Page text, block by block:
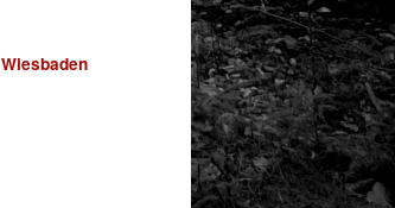
Wiesbaden